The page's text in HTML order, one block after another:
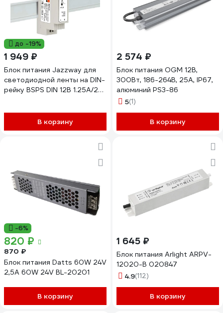
до -19%
1 949 ₽
Блок питания Jazzway для
светодиодной ленты на DIN-
рейку BSPS DIN 12В 1.25А/24В
В корзину
2 574 ₽
Блок питания OGM 12В,
300Вт, 186-264В, 25А, IP67,
алюминий PS3-86
5(1)
В корзину
-6%
820 ₽
870 ₽
Блок питания Datts 60W 24V
2,5А 60W 24V BL-20201
В корзину
1 645 ₽
Блок питания Arlight ARPV-
12020-B 020847
4.9(112)
В корзину